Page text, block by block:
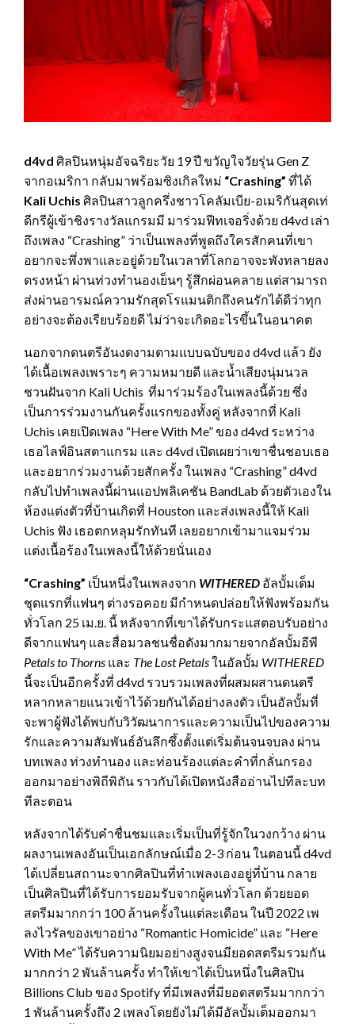
d4vd ศิลปินหนุ่มอัจฉริยะวัย 19 ปี ขวัญใจวัยรุ่น Gen Z
จากอเมริกา กลับมาพร้อมซิงเกิลใหม่ “Crashing” ที่ได้
Kali Uchis ศิลปินสาวลูกครึ่งชาวโคลัมเบีย-อเมริกันสุดเท่
ดีกรีผู้เข้าชิงรางวัลแกรมมี มาร่วมฟีทเจอริ่งด้วย d4vd เล่า
ถึงเพลง “Crashing” ว่าเป็นเพลงที่พูดถึงใครสักคนที่เขา
อยากจะพึ่งพาและอยู่ด้วยในเวลาที่โลกอาจจะพังทลายลง
ตรงหน้า ผ่านท่วงทำนองเย็นๆ รู้สึกผ่อนคลาย แต่สามารถ
ส่งผ่านอารมณ์ความรักสุดโรแมนติกถึงคนรักได้ดีว่าทุก
อย่างจะต้องเรียบร้อยดี ไม่ว่าจะเกิดอะไรขึ้นในอนาคต
นอกจากดนตรีอันงดงามตามแบบฉบับของ d4vd แล้ว ยัง
ได้เนื้อเพลงเพราะๆ ความหมายดี และน้ำเสียงนุ่มนวล
ชวนฝันจาก Kali Uchis ที่มาร่วมร้องในเพลงนี้ด้วย ซึ่ง
เป็นการร่วมงานกันครั้งแรกของทั้งคู่ หลังจากที่ Kali
Uchis เคยเปิดเพลง “Here With Me” ของ d4vd ระหว่าง
เธอไลฟ์อินสตาแกรม และ d4vd เปิดเผยว่าเขาชื่นชอบเธอ
และอยากร่วมงานด้วยสักครั้ง ในเพลง “Crashing” d4vd
กลับไปทำเพลงนี้ผ่านแอปพลิเคชัน BandLab ด้วยตัวเองใน
ห้องแต่งตัวที่บ้านเกิดที่ Houston และส่งเพลงนี้ให้ Kali
Uchis ฟัง เธอตกหลุมรักทันที เลยอยากเข้ามาแจมร่วม
แต่งเนื้อร้องในเพลงนี้ให้ด้วยนั่นเอง
“Crashing” เป็นหนึ่งในเพลงจาก WITHERED อัลบั้มเต็ม
ชุดแรกที่แฟนๆ ต่างรอคอย มีกำหนดปล่อยให้ฟังพร้อมกัน
ทั่วโลก 25 เม.ย. นี้ หลังจากที่เขาได้รับกระแสตอบรับอย่าง
ดีจากแฟนๆ และสื่อมวลชนชื่อดังมากมายจากอัลบั้มอีพี
Petals to Thorns และ The Lost Petalsในอัลบั้ม WITHERED
นี้จะเป็นอีกครั้งที่ d4vd รวบรวมเพลงที่ผสมผสานดนตรี
หลากหลายแนวเข้าไว้ด้วยกันได้อย่างลงตัว เป็นอัลบั้มที่
จะพาผู้ฟังได้พบกับวิวัฒนาการและความเป็นไปของความ
รักและความสัมพันธ์อันลึกซึ้งตั้งแต่เริ่มต้นจนจบลง ผ่าน
บทเพลง ท่วงทำนอง และท่อนร้องแต่ละคำที่กลั่นกรอง
ออกมาอย่างพิถีพิถัน ราวกับได้เปิดหนังสืออ่านไปทีละบท
ทีละตอน
หลังจากได้รับคำชื่นชมและเริ่มเป็นที่รู้จักในวงกว้าง ผ่าน
ผลงานเพลงอันเป็นเอกลักษณ์เมื่อ 2-3 ก่อน ในตอนนี้ d4vd
ได้เปลี่ยนสถานะจากศิลปินที่ทำเพลงเองอยู่ที่บ้าน กลาย
เป็นศิลปินที่ได้รับการยอมรับจากผู้คนทั่วโลก ด้วยยอด
สตรีมมากกว่า 100 ล้านครั้งในแต่ละเดือน ในปี 2022 เพ
ลงไวรัลของเขาอย่าง “Romantic Homicide” และ “Here
With Me” ได้รับความนิยมอย่างสูงจนมียอดสตรีมรวมกัน
มากกว่า 2 พันล้านครั้ง ทำให้เขาได้เป็นหนึ่งในศิลปิน
Billions Club ของ Spotify ที่มีเพลงที่มียอดสตรีมมากกว่า
1 พันล้านครั้งถึง 2 เพลงโดยยังไม่ได้มีอัลบั้มเต็มออกมา